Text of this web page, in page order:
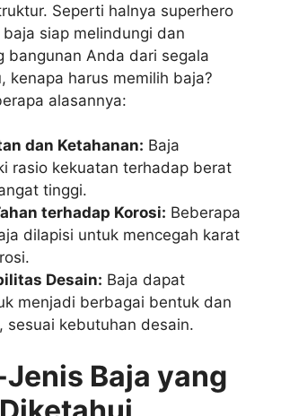
Seperti halnya superhero
siap melindungi dan
bangunan Anda dari segala
kenapa harus memilih baja?
alasannya:
dan Ketahanan: Baja
rasio kekuatan terhadap berat
tinggi.
terhadap Korosi: Beberapa
dilapisi untuk mencegah karat
Desain: Baja dapat
menjadi berbagai bentuk dan
sesuai kebutuhan desain.
Baja yang